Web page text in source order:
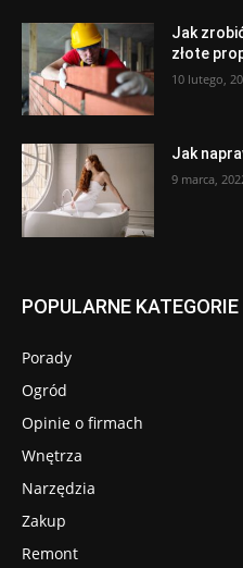
Jak
złote
10 lutego,
Jak
9 marca,
POPULARNE KATEGORIE
Porady
Ogród
Opinie o firmach
Wnętrza
Narzędzia
Zakup
Remont